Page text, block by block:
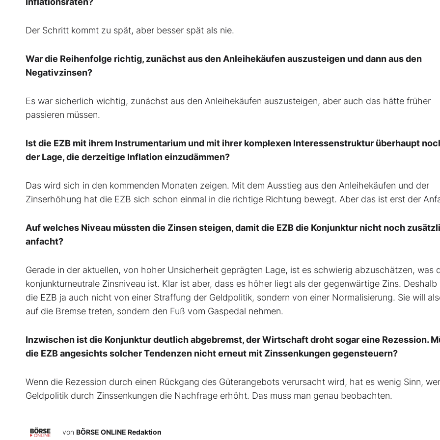
Der Schritt kommt zu spät, aber besser spät als nie.
War die Reihenfolge richtig, zunächst aus den Anleihekäufen auszusteigen und dann aus den
Negativzinsen?
Es war sicherlich wichtig, zunächst aus den Anleihekäufen auszusteigen, aber auch das hätte früher
passieren müssen.
Ist die EZB mit ihrem Instrumentarium und mit ihrer komplexen Interessenstruktur überhaupt
der Lage, die derzeitige Inflation einzudämmen?
Das wird sich in den kommenden Monaten zeigen. Mit dem Ausstieg aus den Anleihekäufen und der
Zinserhöhung hat die EZB sich schon einmal in die richtige Richtung bewegt. Aber das ist erst der
Auf welches Niveau müssten die Zinsen steigen, damit die EZB die Konjunktur nicht noch
anfacht?
Gerade in der aktuellen, von hoher Unsicherheit geprägten Lage, ist es schwierig abzuschätzen, was
konjunkturneutrale Zinsniveau ist. Klar ist aber, dass es höher liegt als der gegenwärtige Zins.
die EZB ja auch nicht von einer Straffung der Geldpolitik, sondern von einer Normalisierung. Sie will
auf die Bremse treten, sondern den Fuß vom Gaspedal nehmen.
Inzwischen ist die Konjunktur deutlich abgebremst, der Wirtschaft droht sogar eine Rezession.
die EZB angesichts solcher Tendenzen nicht erneut mit Zinssenkungen gegensteuern?
Wenn die Rezession durch einen Rückgang des Güterangebots verursacht wird, hat es wenig Sinn,
Geldpolitik durch Zinssenkungen die Nachfrage erhöht. Das muss man genau beobachten.
von BÖRSE ONLINE Redaktion